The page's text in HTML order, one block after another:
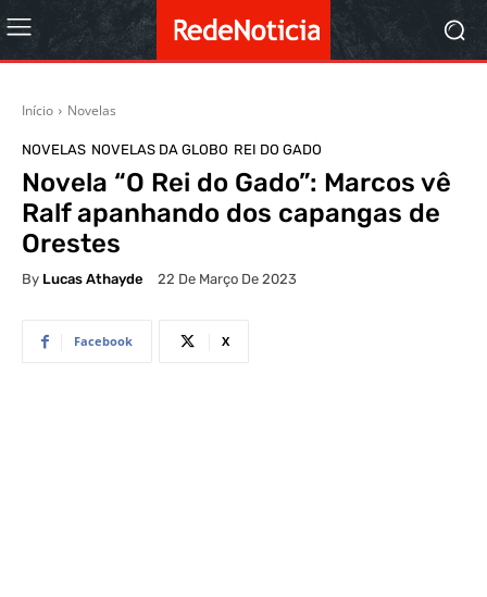
Início Novelas
NOVELAS NOVELAS DA GLOBO REI DO GADO
Novela “O Rei do Gado”: Marcos vê
Ralf apanhando dos capangas de
Orestes
By Lucas Athayde 22 De Março De 2023
Facebook X